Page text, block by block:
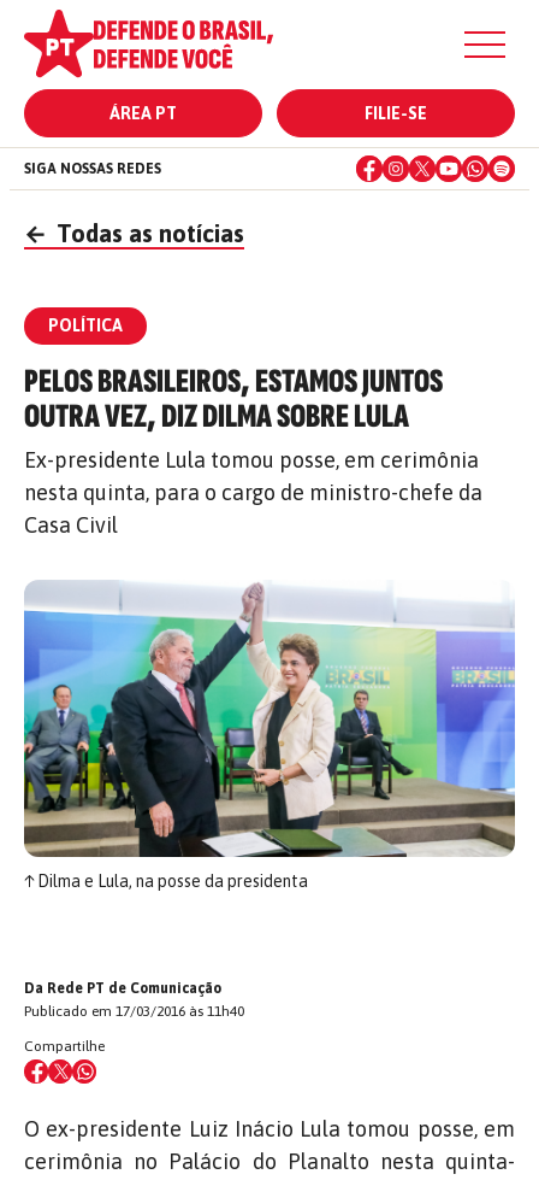
ÁREA PT FILIE-SE
SIGA NOSSAS REDES
← Todas as notícias
POLÍTICA
PELOS BRASILEIROS, ESTAMOS JUNTOS
OUTRA VEZ, DIZ DILMA SOBRE LULA
Ex-presidente Lula tomou posse, em cerimônia
nesta quinta, para o cargo de ministro-chefe da
Casa Civil
↑Dilma e Lula, na posse da presidenta
Da Rede PT de Comunicação
Publicado em 17/03/2016 às 11h40
Compartilhe
O ex-presidente Luiz Inácio Lula tomou posse, em
cerimônia no Palácio do Planalto nesta quinta-